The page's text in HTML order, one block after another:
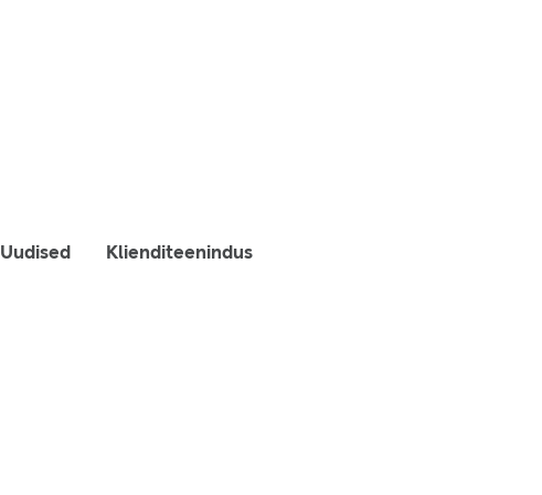
Uudised Klienditeenindus